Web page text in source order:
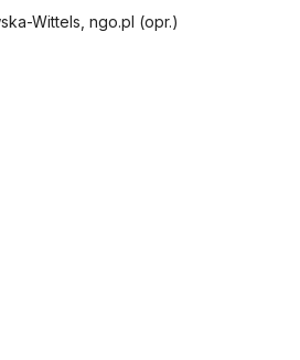
Wittels, ngo.pl (opr.)